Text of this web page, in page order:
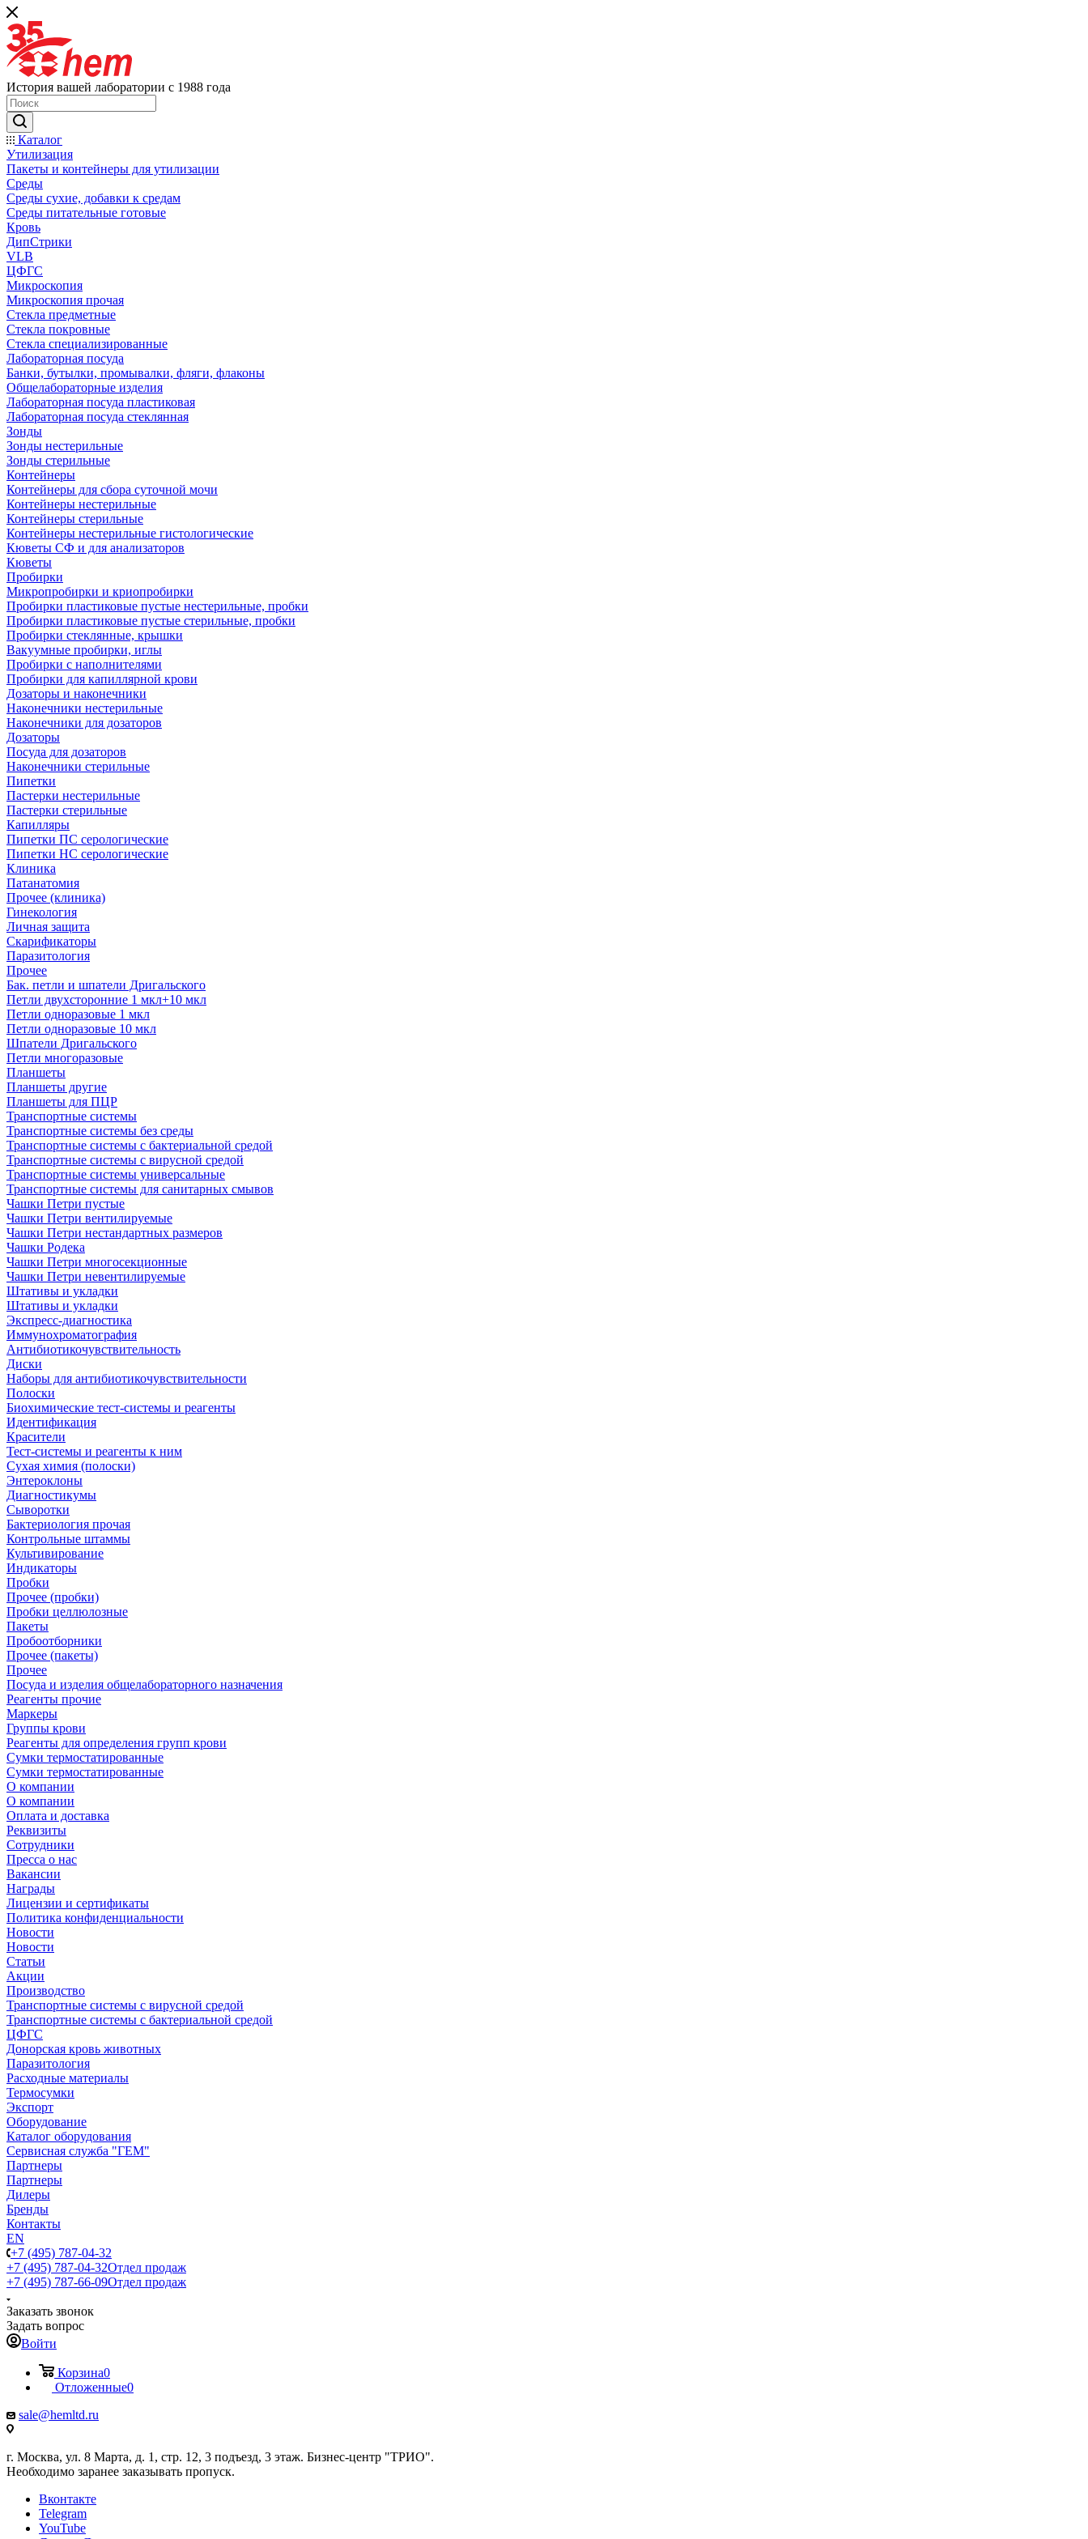
История вашей лаборатории с 1988 года
Каталог
Утилизация
Пакеты и контейнеры для утилизации
Среды
Среды сухие, добавки к средам
Среды питательные готовые
Кровь
ДипСтрики
VLB
ЦФГС
Микроскопия
Микроскопия прочая
Стекла предметные
Стекла покровные
Стекла специализированные
Лабораторная посуда
Банки, бутылки, промывалки, фляги, флаконы
Общелабораторные изделия
Лабораторная посуда пластиковая
Лабораторная посуда стеклянная
Зонды
Зонды нестерильные
Зонды стерильные
Контейнеры
Контейнеры для сбора суточной мочи
Контейнеры нестерильные
Контейнеры стерильные
Контейнеры нестерильные гистологические
Кюветы СФ и для анализаторов
Кюветы
Пробирки
Микропробирки и криопробирки
Пробирки пластиковые пустые нестерильные, пробки
Пробирки пластиковые пустые стерильные, пробки
Пробирки стеклянные, крышки
Вакуумные пробирки, иглы
Пробирки с наполнителями
Пробирки для капиллярной крови
Дозаторы и наконечники
Наконечники нестерильные
Наконечники для дозаторов
Дозаторы
Посуда для дозаторов
Наконечники стерильные
Пипетки
Пастерки нестерильные
Пастерки стерильные
Капилляры
Пипетки ПС серологические
Пипетки НС серологические
Клиника
Патанатомия
Прочее (клиника)
Гинекология
Личная защита
Скарификаторы
Паразитология
Прочее
Бак. петли и шпатели Дригальского
Петли двухсторонние 1 мкл+10 мкл
Петли одноразовые 1 мкл
Петли одноразовые 10 мкл
Шпатели Дригальского
Петли многоразовые
Планшеты
Планшеты другие
Планшеты для ПЦР
Транспортные системы
Транспортные системы без среды
Транспортные системы с бактериальной средой
Транспортные системы с вирусной средой
Транспортные системы универсальные
Транспортные системы для санитарных смывов
Чашки Петри пустые
Чашки Петри вентилируемые
Чашки Петри нестандартных размеров
Чашки Родека
Чашки Петри многосекционные
Чашки Петри невентилируемые
Штативы и укладки
Штативы и укладки
Экспресс-диагностика
Иммунохроматография
Антибиотикочувствительность
Диски
Наборы для антибиотикочувствительности
Полоски
Биохимические тест-системы и реагенты
Идентификация
Красители
Тест-системы и реагенты к ним
Сухая химия (полоски)
Энтероклоны
Диагностикумы
Сыворотки
Бактериология прочая
Контрольные штаммы
Культивирование
Индикаторы
Пробки
Прочее (пробки)
Пробки целлюлозные
Пакеты
Пробоотборники
Прочее (пакеты)
Прочее
Посуда и изделия общелабораторного назначения
Реагенты прочие
Маркеры
Группы крови
Реагенты для определения групп крови
Сумки термостатированные
Сумки термостатированные
О компании
О компании
Оплата и доставка
Реквизиты
Сотрудники
Пресса о нас
Вакансии
Награды
Лицензии и сертификаты
Политика конфиденциальности
Новости
Новости
Статьи
Акции
Производство
Транспортные системы с вирусной средой
Транспортные системы с бактериальной средой
ЦФГС
Донорская кровь животных
Паразитология
Расходные материалы
Термосумки
Экспорт
Оборудование
Каталог оборудования
Сервисная служба "ГЕМ"
Партнеры
Партнеры
Дилеры
Бренды
Контакты
EN
+7 (495) 787-04-32
+7 (495) 787-04-32Отдел продаж
+7 (495) 787-66-09Отдел продаж
Заказать звонок
Задать вопрос
Войти
Корзина0
Отложенные0
sale@hemltd.ru
г. Москва, ул. 8 Марта, д. 1, стр. 12, 3 подъезд, 3 этаж. Бизнес-центр "ТРИО".
Необходимо заранее заказывать пропуск.
Вконтакте
Telegram
YouTube